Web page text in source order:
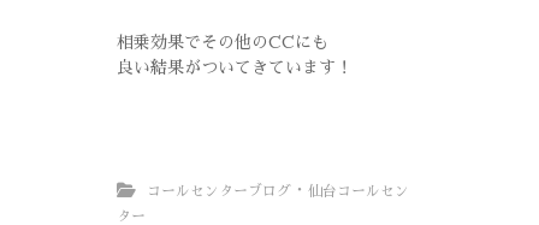
相乗効果でその他のCCにも
良い結果がついてきています！
コールセンターブログ ・仙台コールセン
ター